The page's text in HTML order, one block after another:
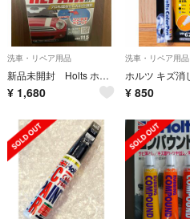
洗車・リペア用品
新品未開封 Holts ホルツ ガラスリペアキット
¥ 1,680
洗車・リペア用品
¥ 850